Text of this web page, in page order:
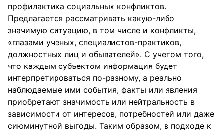
профилактика социальных конфликтов.
Предлагается рассматривать какую-либо
значимую ситуацию, в том числе и конфликты,
«глазами ученых, специалистов-практиков,
должностных лиц и обывателей». С учетом того,
что каждым субъектом информация будет
интерпретироваться по-разному, а реально
наблюдаемые ими события, факты или явления
приобретают значимость или нейтральность в
зависимости от интересов, потребностей или даже
сиюминутной выгоды. Таким образом, в подходе к